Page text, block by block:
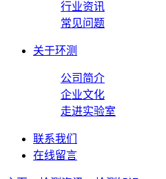
行业资讯
常见问题
关于环测
公司简介
企业文化
走进实验室
联系我们
在线留言